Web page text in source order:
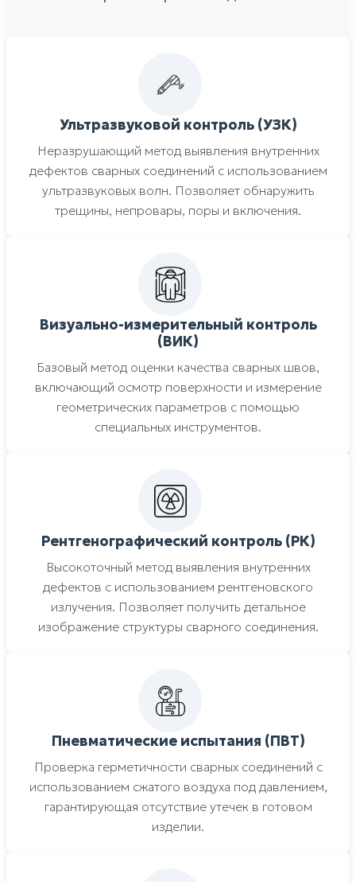
Ультразвуковой контроль (УЗК)
Неразрушающий метод выявления внутренних
дефектов сварных соединений с использованием
ультразвуковых волн. Позволяет обнаружить
трещины, непровары, поры и включения.
Визуально-измерительный контроль
(ВИК)
Базовый метод оценки качества сварных швов,
включающий осмотр поверхности и измерение
геометрических параметров с помощью
специальных инструментов.
Рентгенографический контроль (РК)
Высокоточный метод выявления внутренних
дефектов с использованием рентгеновского
излучения. Позволяет получить детальное
изображение структуры сварного соединения.
Пневматические испытания (ПВТ)
Проверка герметичности сварных соединений с
использованием сжатого воздуха под давлением,
гарантирующая отсутствие утечек в готовом
изделии.